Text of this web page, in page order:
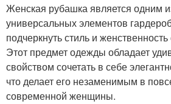
Женская рубашка является одним
универсальных элементов
подчеркнуть стиль и
Этот предмет одежды обладает
свойством сочетать в себе
что делает его незаменимым в
современной женщины.